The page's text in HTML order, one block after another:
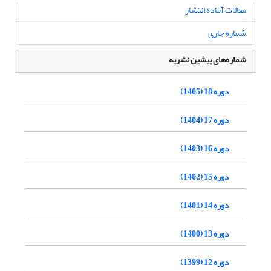
مقالات آماده انتشار
شماره جاری
شماره‌های پیشین نشریه
دوره 18 (1405)
دوره 17 (1404)
دوره 16 (1403)
دوره 15 (1402)
دوره 14 (1401)
دوره 13 (1400)
دوره 12 (1399)